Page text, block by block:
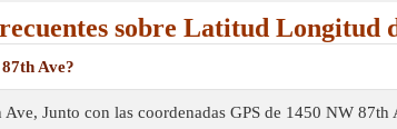
sobre Latitud Longitud
Ave?
Junto con las coordenadas GPS de 1450 NW